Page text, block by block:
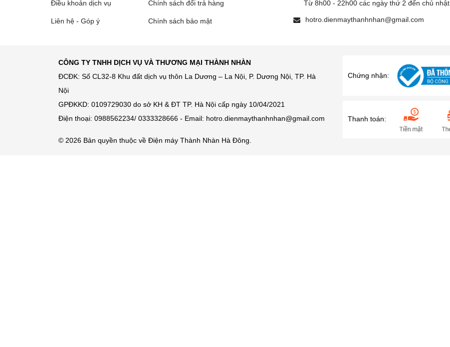
Điều khoản dịch vụ
Liên hệ - Góp ý
Chính sách đổi trả hàng
Chính sách bảo mật
Từ 8h00 - 22h00 các ngày thứ 2 đến chủ nhật
hotro.dienmaythanhnhan@gmail.com
CÔNG TY TNHH DỊCH VỤ VÀ THƯƠNG MẠI THÀNH NHÀN
ĐCĐK: Số CL32-8 Khu đất dịch vụ thôn La Dương – La Nội, P. Dương Nội, TP. Hà
Nội
GPĐKKD: 0109729030 do sở KH & ĐT TP. Hà Nội cấp ngày 10/04/2021
Điện thoại: 0988562234/ 0333328666 - Email: hotro.dienmaythanhnhan@gmail.com
© 2026 Bản quyền thuộc về Điện máy Thành Nhàn Hà Đông.
Chứng nhận:
Thanh toán: